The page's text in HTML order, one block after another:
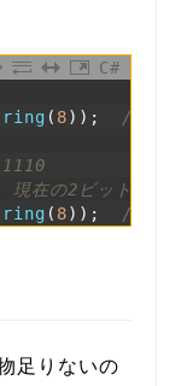
C#
( 8) ) ; //
在の2ビット目か
( 8) ) ; //
足りないの